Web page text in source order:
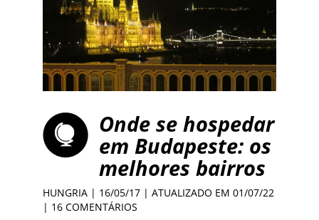
Onde se hospedar
em Budapeste: os
melhores bairros
HUNGRIA | 16/05/17 | ATUALIZADO EM 01/07/22
| 16 COMENTÁRIOS